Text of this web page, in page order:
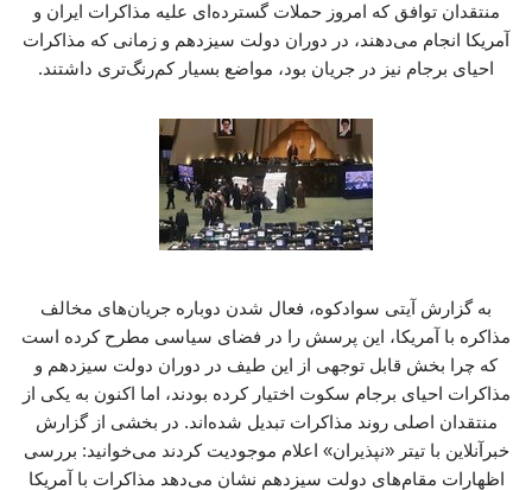
منتقدان توافق که امروز حملات گسترده‌ای علیه مذاکرات ایران و
آمریکا انجام می‌دهند، در دوران دولت سیزدهم و زمانی که مذاکرات
احیای برجام نیز در جریان بود، مواضع بسیار کم‌رنگ‌تری داشتند.
به گزارش آیتی سوادکوه، فعال شدن دوباره جریان‌های مخالف
مذاکره با آمریکا، این پرسش را در فضای سیاسی مطرح کرده است
که چرا بخش قابل توجهی از این طیف در دوران دولت سیزدهم و
مذاکرات احیای برجام سکوت اختیار کرده بودند، اما اکنون به یکی از
منتقدان اصلی روند مذاکرات تبدیل شده‌اند. در بخشی از گزارش
خبرآنلاین با تیتر «نپذیران» اعلام موجودیت کردند می‌خوانید: بررسی
اظهارات مقام‌های دولت سیزدهم نشان می‌دهد مذاکرات با آمریکا